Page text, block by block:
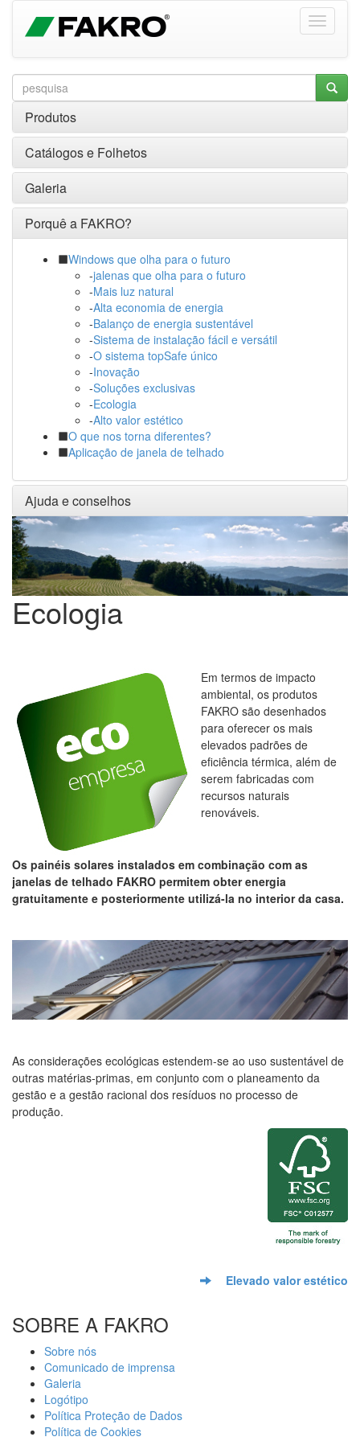
Produtos
Catálogos e Folhetos
Galeria
Porquê a FAKRO?
Windows que olha para o futuro
-jalenas que olha para o futuro
-Mais luz natural
-Alta economia de energia
-Balanço de energia sustentável
-Sistema de instalação fácil e versátil
-O sistema topSafe único
-Inovação
-Soluções exclusivas
-Ecologia
-Alto valor estético
O que nos torna diferentes?
Aplicação de janela de telhado
Ajuda e conselhos
Ecologia
Em termos de impacto
ambiental, os produtos
FAKRO são desenhados
para oferecer os mais
elevados padrões de
eficiência térmica, além de
serem fabricadas com
recursos naturais
renováveis.
Os painéis solares instalados em combinação com as
janelas de telhado FAKRO permitem obter energia
gratuitamente e posteriormente utilizá-la no interior da casa.
As considerações ecológicas estendem-se ao uso sustentável de
outras matérias-primas, em conjunto com o planeamento da
gestão e a gestão racional dos resíduos no processo de
produção.
Elevado valor estético
SOBRE A FAKRO
Sobre nós
Comunicado de imprensa
Galeria
Logótipo
Política Proteção de Dados
Política de Cookies